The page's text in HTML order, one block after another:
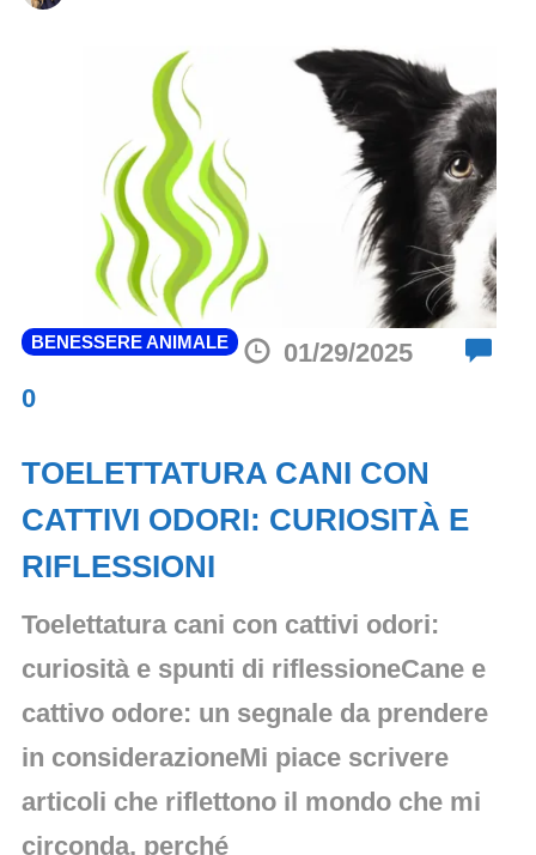
BENESSERE ANIMALE
01/29/2025
0Comments
TOELETTATURA CANI CON
CATTIVI ODORI: CURIOSITÀ E
RIFLESSIONI
Toelettatura cani con cattivi odori:
curiosità e spunti di riflessioneCane e
cattivo odore: un segnale da prendere
in considerazioneMi piace scrivere
articoli che riflettono il mondo che mi
circonda, perché